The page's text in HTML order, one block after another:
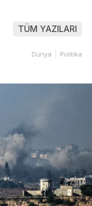
TÜM YAZILARI
Dünya Politika